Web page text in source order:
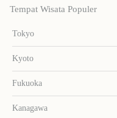
Tempat Wisata Populer
Tokyo
Kyoto
Fukuoka
Kanagawa